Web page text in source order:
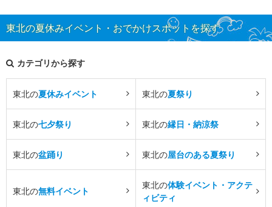
東北の夏休みイベント・おでかけスポットを探す
カテゴリから探す
東北の夏休みイベント 東北の夏祭り
東北の七夕祭り 東北の縁日・納涼祭
東北の盆踊り 東北の屋台のある夏祭り
東北の無料イベント
東北の体験イベント・アクテ
ィビティ